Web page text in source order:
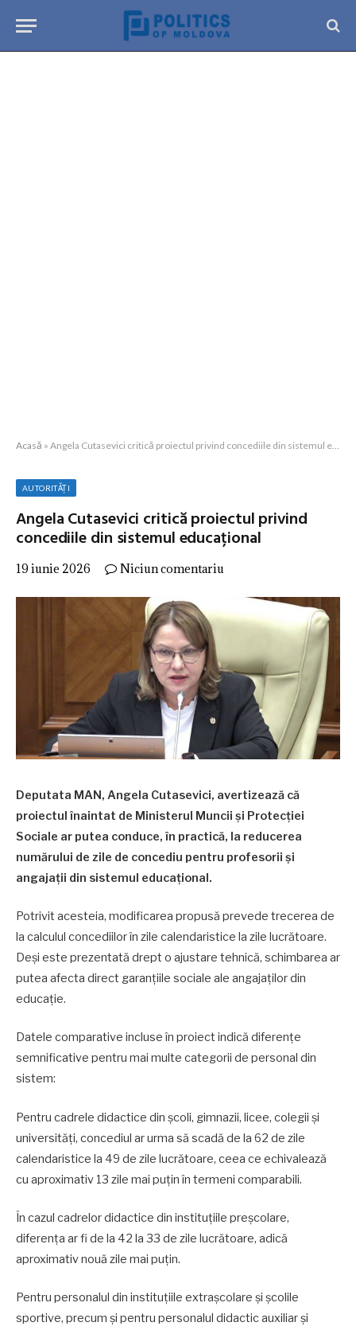
Acasă » Angela Cutasevici critică proiectul privind concediile din sistemul educațional
AUTORITĂȚI
Angela Cutasevici critică proiectul privind
concediile din sistemul educațional
19 iunie 2026 Niciun comentariu
Deputata MAN, Angela Cutasevici, avertizează că
proiectul înaintat de Ministerul Muncii și Protecției
Sociale ar putea conduce, în practică, la reducerea
numărului de zile de concediu pentru profesorii și
angajații din sistemul educațional.
Potrivit acesteia, modificarea propusă prevede trecerea de
la calculul concediilor în zile calendaristice la zile lucrătoare.
Deși este prezentată drept o ajustare tehnică, schimbarea ar
putea afecta direct garanțiile sociale ale angajaților din
educație.
Datele comparative incluse în proiect indică diferențe
semnificative pentru mai multe categorii de personal din
sistem:
Pentru cadrele didactice din școli, gimnazii, licee, colegii și
universități, concediul ar urma să scadă de la 62 de zile
calendaristice la 49 de zile lucrătoare, ceea ce echivalează
cu aproximativ 13 zile mai puțin în termeni comparabili.
În cazul cadrelor didactice din instituțiile preșcolare,
diferența ar fi de la 42 la 33 de zile lucrătoare, adică
aproximativ nouă zile mai puțin.
Pentru personalul din instituțiile extrașcolare și școlile
sportive, precum și pentru personalul didactic auxiliar și